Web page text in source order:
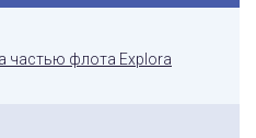
частью флота Explora